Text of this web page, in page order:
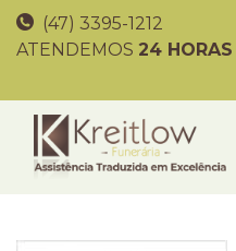
(47) 3395-1212
ATENDEMOS 24 HORAS